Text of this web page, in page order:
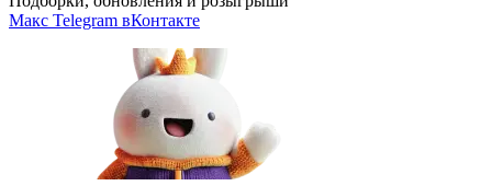
Макс Telegram вКонтакте